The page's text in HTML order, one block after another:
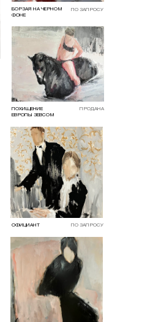
ПО ЗАПРОСУ
ПОХИЩЕНИЕ
ЕВРОПЫ ЗЕВСОМ
ПРОДАНА
БОРЗАЯ НА ЧЕРНОМ
ФОНЕ
ОФИЦИАНТ
ПО ЗАПРОСУ